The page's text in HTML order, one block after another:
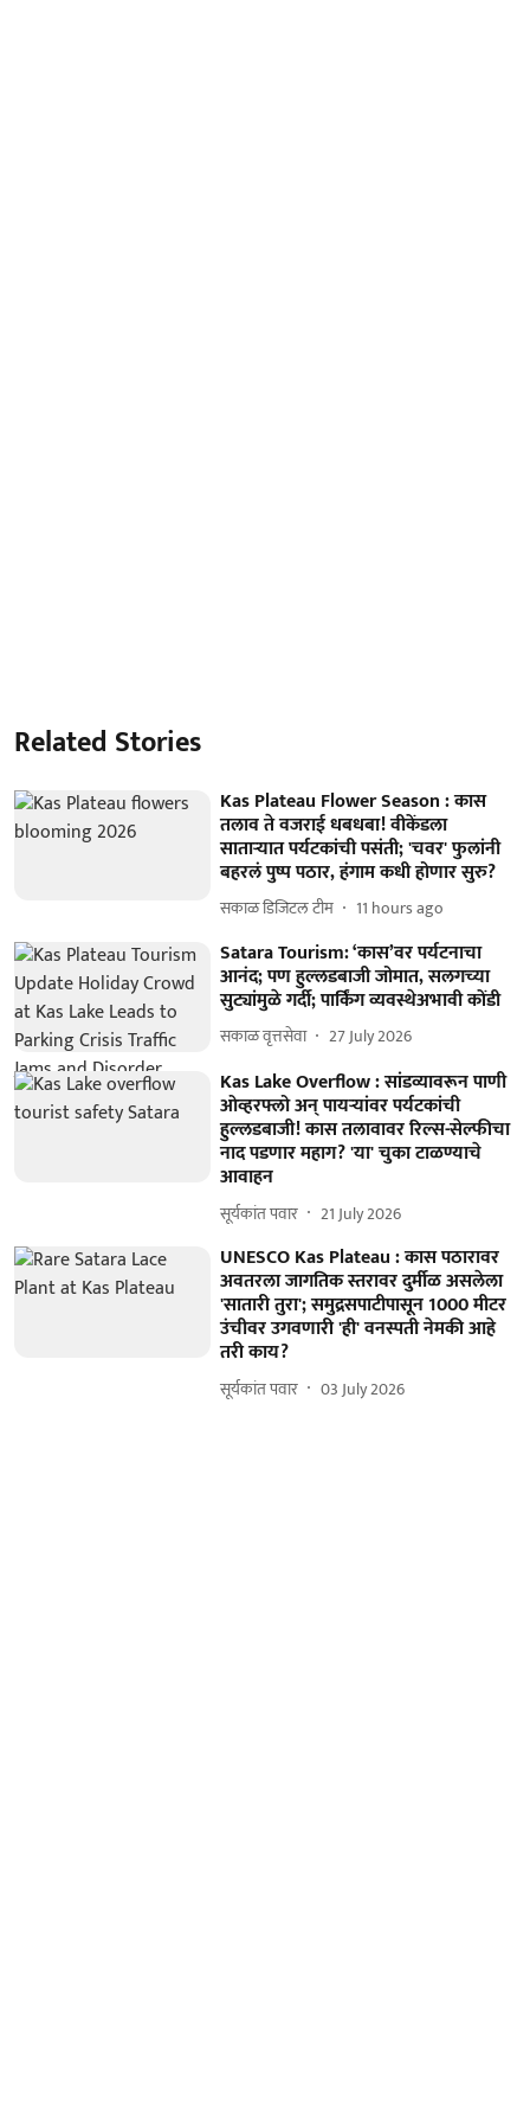
Related Stories
Kas Plateau Flower Season : कास
तलाव ते वजराई धबधबा! वीकेंडला
साताऱ्यात पर्यटकांची पसंती; 'चवर' फुलांनी
बहरलं पुष्प पठार, हंगाम कधी होणार सुरु?
सकाळ डिजिटल टीम 11 hours ago
Satara Tourism: ‘कास’वर पर्यटनाचा
आनंद; पण हुल्‍लडबाजी जोमात, सलगच्‍या
सुट्यांमुळे गर्दी; पार्किंग व्यवस्थेअभावी कोंडी
सकाळ वृत्तसेवा 27 July 2026
Kas Lake Overflow : सांडव्यावरून पाणी
ओव्हरफ्लो अन् पायऱ्यांवर पर्यटकांची
हुल्लडबाजी! कास तलावावर रिल्स-सेल्फीचा
नाद पडणार महाग? 'या' चुका टाळण्याचे
आवाहन
सूर्यकांत पवार 21 July 2026
UNESCO Kas Plateau : कास पठारावर
अवतरला जागतिक स्तरावर दुर्मीळ असलेला
'सातारी तुरा'; समुद्रसपाटीपासून 1000 मीटर
उंचीवर उगवणारी 'ही' वनस्पती नेमकी आहे
तरी काय?
सूर्यकांत पवार 03 July 2026